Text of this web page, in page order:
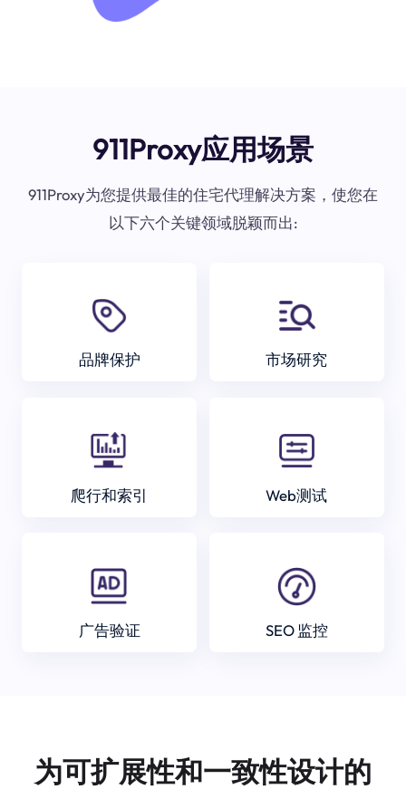
911Proxy应用场景
911Proxy为您提供最佳的住宅代理解决方案，使您在
以下六个关键领域脱颖而出:
品牌保护 市场研究
爬行和索引 Web测试
广告验证 SEO 监控
为可扩展性和一致性设计的